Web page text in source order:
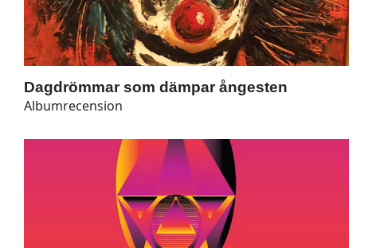
Dagdrömmar som dämpar ångesten
Albumrecension